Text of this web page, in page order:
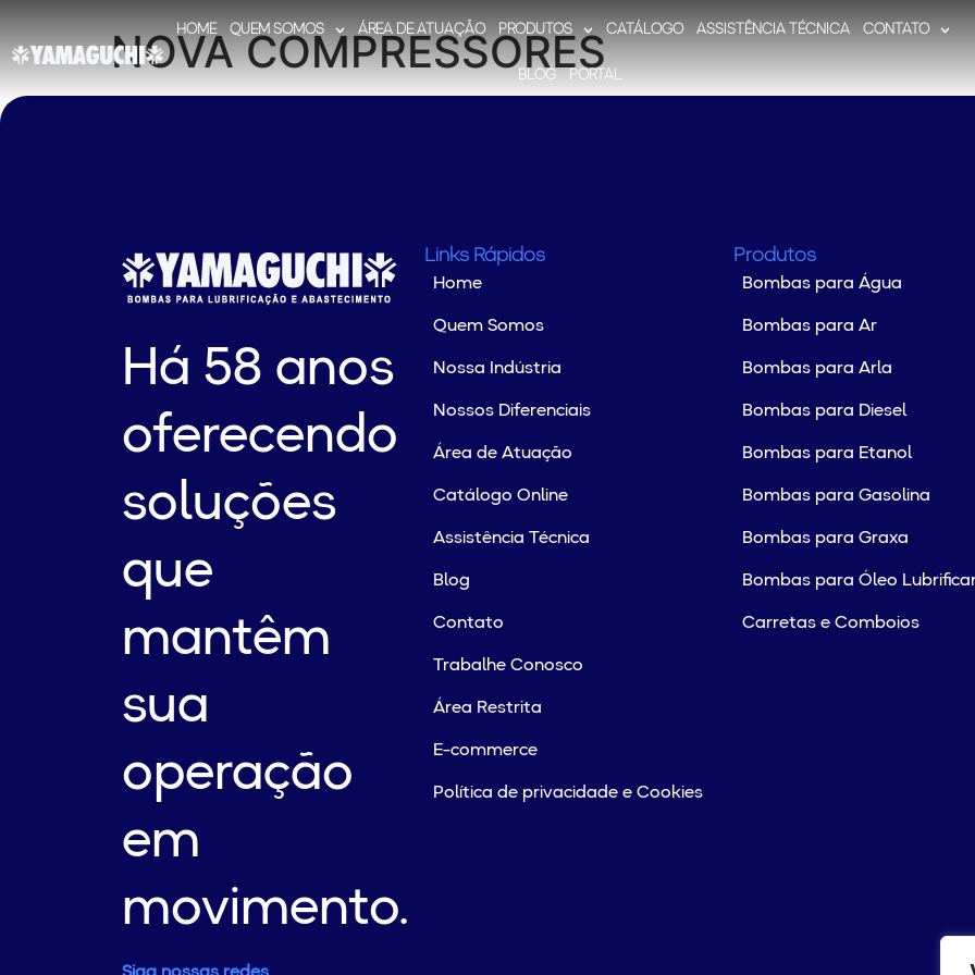
HOME QUEM SOMOS ÁREA DE ATUAÇÃO PRODUTOS CATÁLOGO ASSISTÊNCIA TÉCNICA CONTATO
BLOG PORTAL
NOVA COMPRESSORES
Há 58 anos
oferecendo
soluções
que
mantêm
sua
operação
em
movimento.
Links Rápidos
Home
Quem Somos
Nossa Indústria
Nossos Diferenciais
Área de Atuação
Catálogo Online
Assistência Técnica
Blog
Contato
Trabalhe Conosco
Área Restrita
E-commerce
Política de privacidade e Cookies
Produtos
Bombas para Água
Bombas para Ar
Bombas para Arla
Bombas para Diesel
Bombas para Etanol
Bombas para Gasolina
Bombas para Graxa
Bombas para Óleo
Carretas e Comboios